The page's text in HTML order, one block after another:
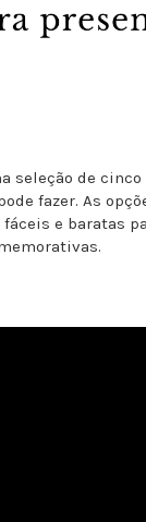
seleção de
fazer. As
e baratas